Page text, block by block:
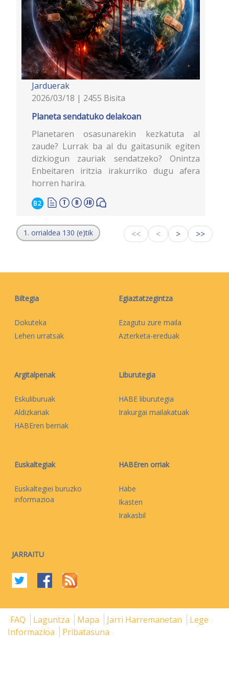
Jarduerak
2026/03/18 | 2455 Bisita
Planeta sendatuko delakoan
Planetaren osasunarekin kezkatuta al
zaude? Lurrak ba al du gaitasunik egiten
dizkiogun zauriak sendatzeko? Onintza
Enbeitaren iritzia irakurriko dugu afera
horren harira.
B2
1. orrialdea 130 (e)tik << < > >>
Biltegia
Dokuteka
Lehen urratsak
Egiaztatzegintza
Ezagutu zure maila
Azterketa-ereduak
Argitalpenak
Eskuliburuak
Aldizkariak
HABEren berriak
Liburutegia
HABE liburutegia
Irakurgai mailakatuak
Euskaltegiak
Euskaltegiei buruzko
informazioa
HABEren orriak
Habe
Ikasten
Irakasbil
JARRAITU
FAQ Laguntza Mapa Jarri Harremanetan
Lege
Informazioa
Pribatasuna